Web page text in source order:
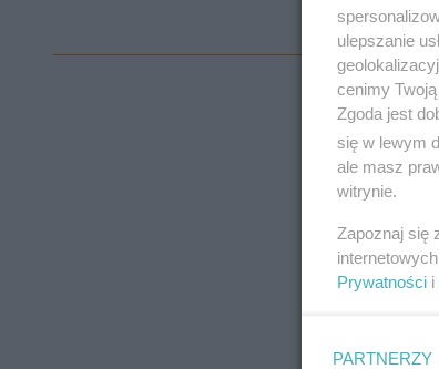
ulepszanie
cenimy
Zgoda jest
się w lewym
ale masz
witrynie.
Zapoznaj się
Prywatności i
PARTNERZY